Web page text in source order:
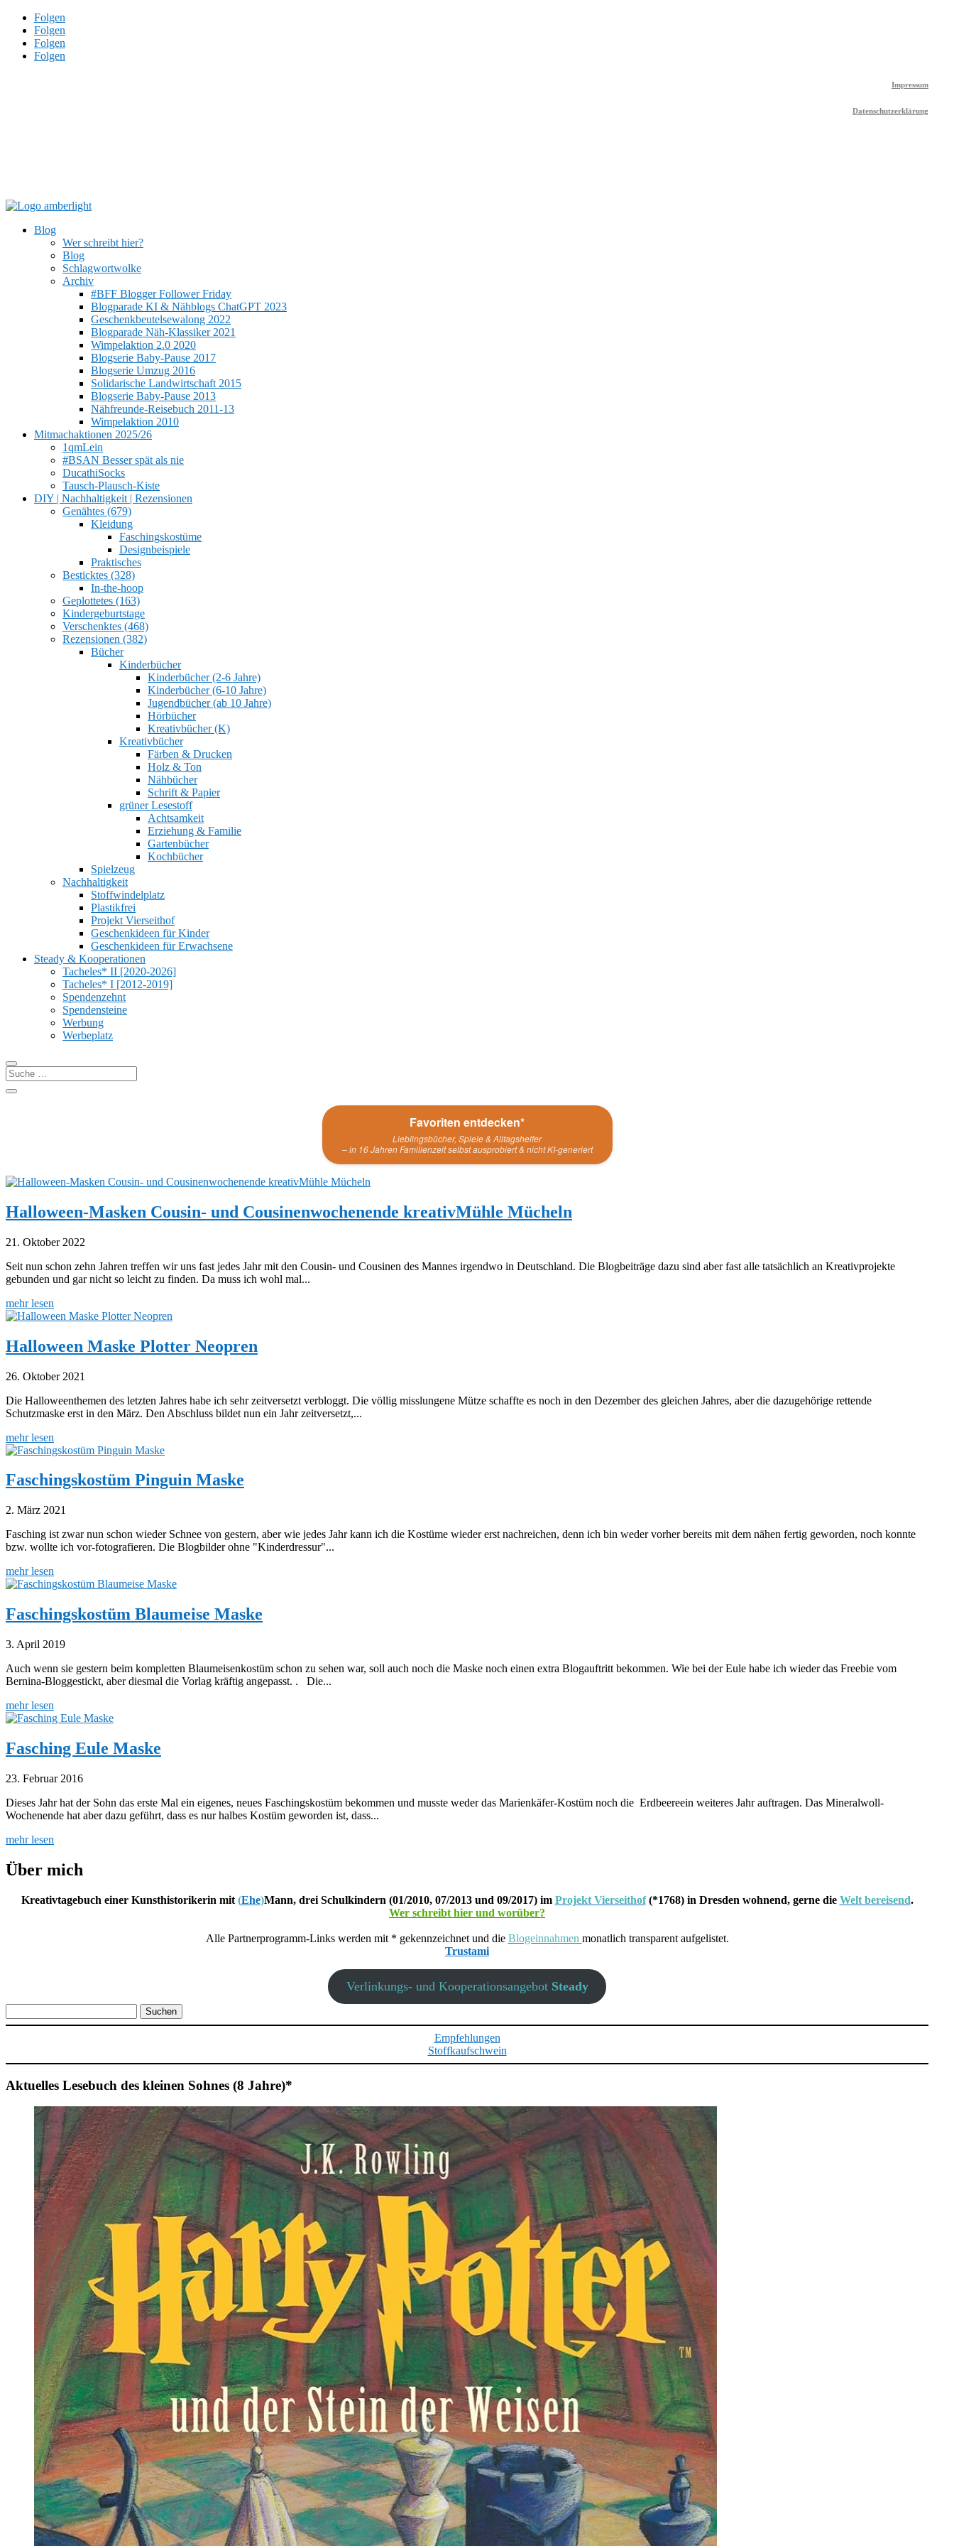
Folgen
Folgen
Folgen
Folgen
Impressum
Datenschutzerklärung
Blog
Wer schreibt hier?
Blog
Schlagwortwolke
Archiv
#BFF Blogger Follower Friday
Blogparade KI & Nähblogs ChatGPT 2023
Geschenkbeutelsewalong 2022
Blogparade Näh-Klassiker 2021
Wimpelaktion 2.0 2020
Blogserie Baby-Pause 2017
Blogserie Umzug 2016
Solidarische Landwirtschaft 2015
Blogserie Baby-Pause 2013
Nähfreunde-Reisebuch 2011-13
Wimpelaktion 2010
Mitmachaktionen 2025/26
1qmLein
#BSAN Besser spät als nie
DucathiSocks
Tausch-Plausch-Kiste
DIY | Nachhaltigkeit | Rezensionen
Genähtes (679)
Kleidung
Faschingskostüme
Designbeispiele
Praktisches
Besticktes (328)
In-the-hoop
Geplottetes (163)
Kindergeburtstage
Verschenktes (468)
Rezensionen (382)
Bücher
Kinderbücher
Kinderbücher (2-6 Jahre)
Kinderbücher (6-10 Jahre)
Jugendbücher (ab 10 Jahre)
Hörbücher
Kreativbücher (K)
Kreativbücher
Färben & Drucken
Holz & Ton
Nähbücher
Schrift & Papier
grüner Lesestoff
Achtsamkeit
Erziehung & Familie
Gartenbücher
Kochbücher
Spielzeug
Nachhaltigkeit
Stoffwindelplatz
Plastikfrei
Projekt Vierseithof
Geschenkideen für Kinder
Geschenkideen für Erwachsene
Steady & Kooperationen
Tacheles* II [2020-2026]
Tacheles* I [2012-2019]
Spendenzehnt
Spendensteine
Werbung
Werbeplatz
Favoriten entdecken*
Lieblingsbücher, Spiele & Alltagshelfer
– in 16 Jahren Familienzeit selbst ausprobiert & nicht KI-generiert
Halloween-Masken Cousin- und Cousinenwochenende kreativMühle Mücheln
21. Oktober 2022
Seit nun schon zehn Jahren treffen wir uns fast jedes Jahr mit den Cousin- und Cousinen des Mannes irgendwo in Deutschland. Die Blogbeiträge dazu sind aber fast alle tatsächlich an Kreativprojekte
gebunden und gar nicht so leicht zu finden. Da muss ich wohl mal...
mehr lesen
Halloween Maske Plotter Neopren
26. Oktober 2021
Die Halloweenthemen des letzten Jahres habe ich sehr zeitversetzt verbloggt. Die völlig misslungene Mütze schaffte es noch in den Dezember des gleichen Jahres, aber die dazugehörige rettende
Schutzmaske erst in den März. Den Abschluss bildet nun ein Jahr zeitversetzt,...
mehr lesen
Faschingskostüm Pinguin Maske
2. März 2021
Fasching ist zwar nun schon wieder Schnee von gestern, aber wie jedes Jahr kann ich die Kostüme wieder erst nachreichen, denn ich bin weder vorher bereits mit dem nähen fertig geworden, noch konnte
bzw. wollte ich vor-fotografieren. Die Blogbilder ohne "Kinderdressur"...
mehr lesen
Faschingskostüm Blaumeise Maske
3. April 2019
Auch wenn sie gestern beim kompletten Blaumeisenkostüm schon zu sehen war, soll auch noch die Maske noch einen extra Blogauftritt bekommen. Wie bei der Eule habe ich wieder das Freebie vom
Bernina-Bloggestickt, aber diesmal die Vorlag kräftig angepasst. . Die...
mehr lesen
Fasching Eule Maske
23. Februar 2016
Dieses Jahr hat der Sohn das erste Mal ein eigenes, neues Faschingskostüm bekommen und musste weder das Marienkäfer-Kostüm noch die Erdbeereein weiteres Jahr auftragen. Das Mineralwoll-
Wochenende hat aber dazu geführt, dass es nur halbes Kostüm geworden ist, dass...
mehr lesen
Über mich
Kreativtagebuch einer Kunsthistorikerin mit (Ehe)Mann, drei Schulkindern (01/2010, 07/2013 und 09/2017) im Projekt Vierseithof(*1768) in Dresden wohnend, gerne die Welt bereisend.
Wer schreibt hier und worüber?
Alle Partnerprogramm-Links werden mit * gekennzeichnet und die Blogeinnahmen monatlich transparent aufgelistet.
Trustami
Verlinkungs- und Kooperationsangebot Steady
nach:
Empfehlungen
Stoffkaufschwein
Aktuelles Lesebuch des kleinen Sohnes (8 Jahre)*